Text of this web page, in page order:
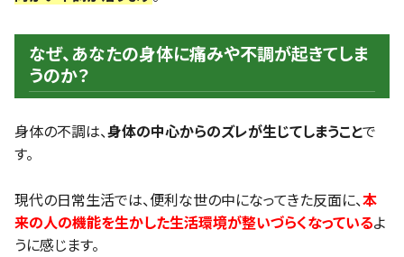
なぜ、あなたの身体に痛みや不調が起きてしま
うのか？
身体の不調は、身体の中心からのズレが生じてしまうことで
す。
現代の日常生活では、便利な世の中になってきた反面に、本
来の人の機能を生かした生活環境が整いづらくなっているよ
うに感じます。